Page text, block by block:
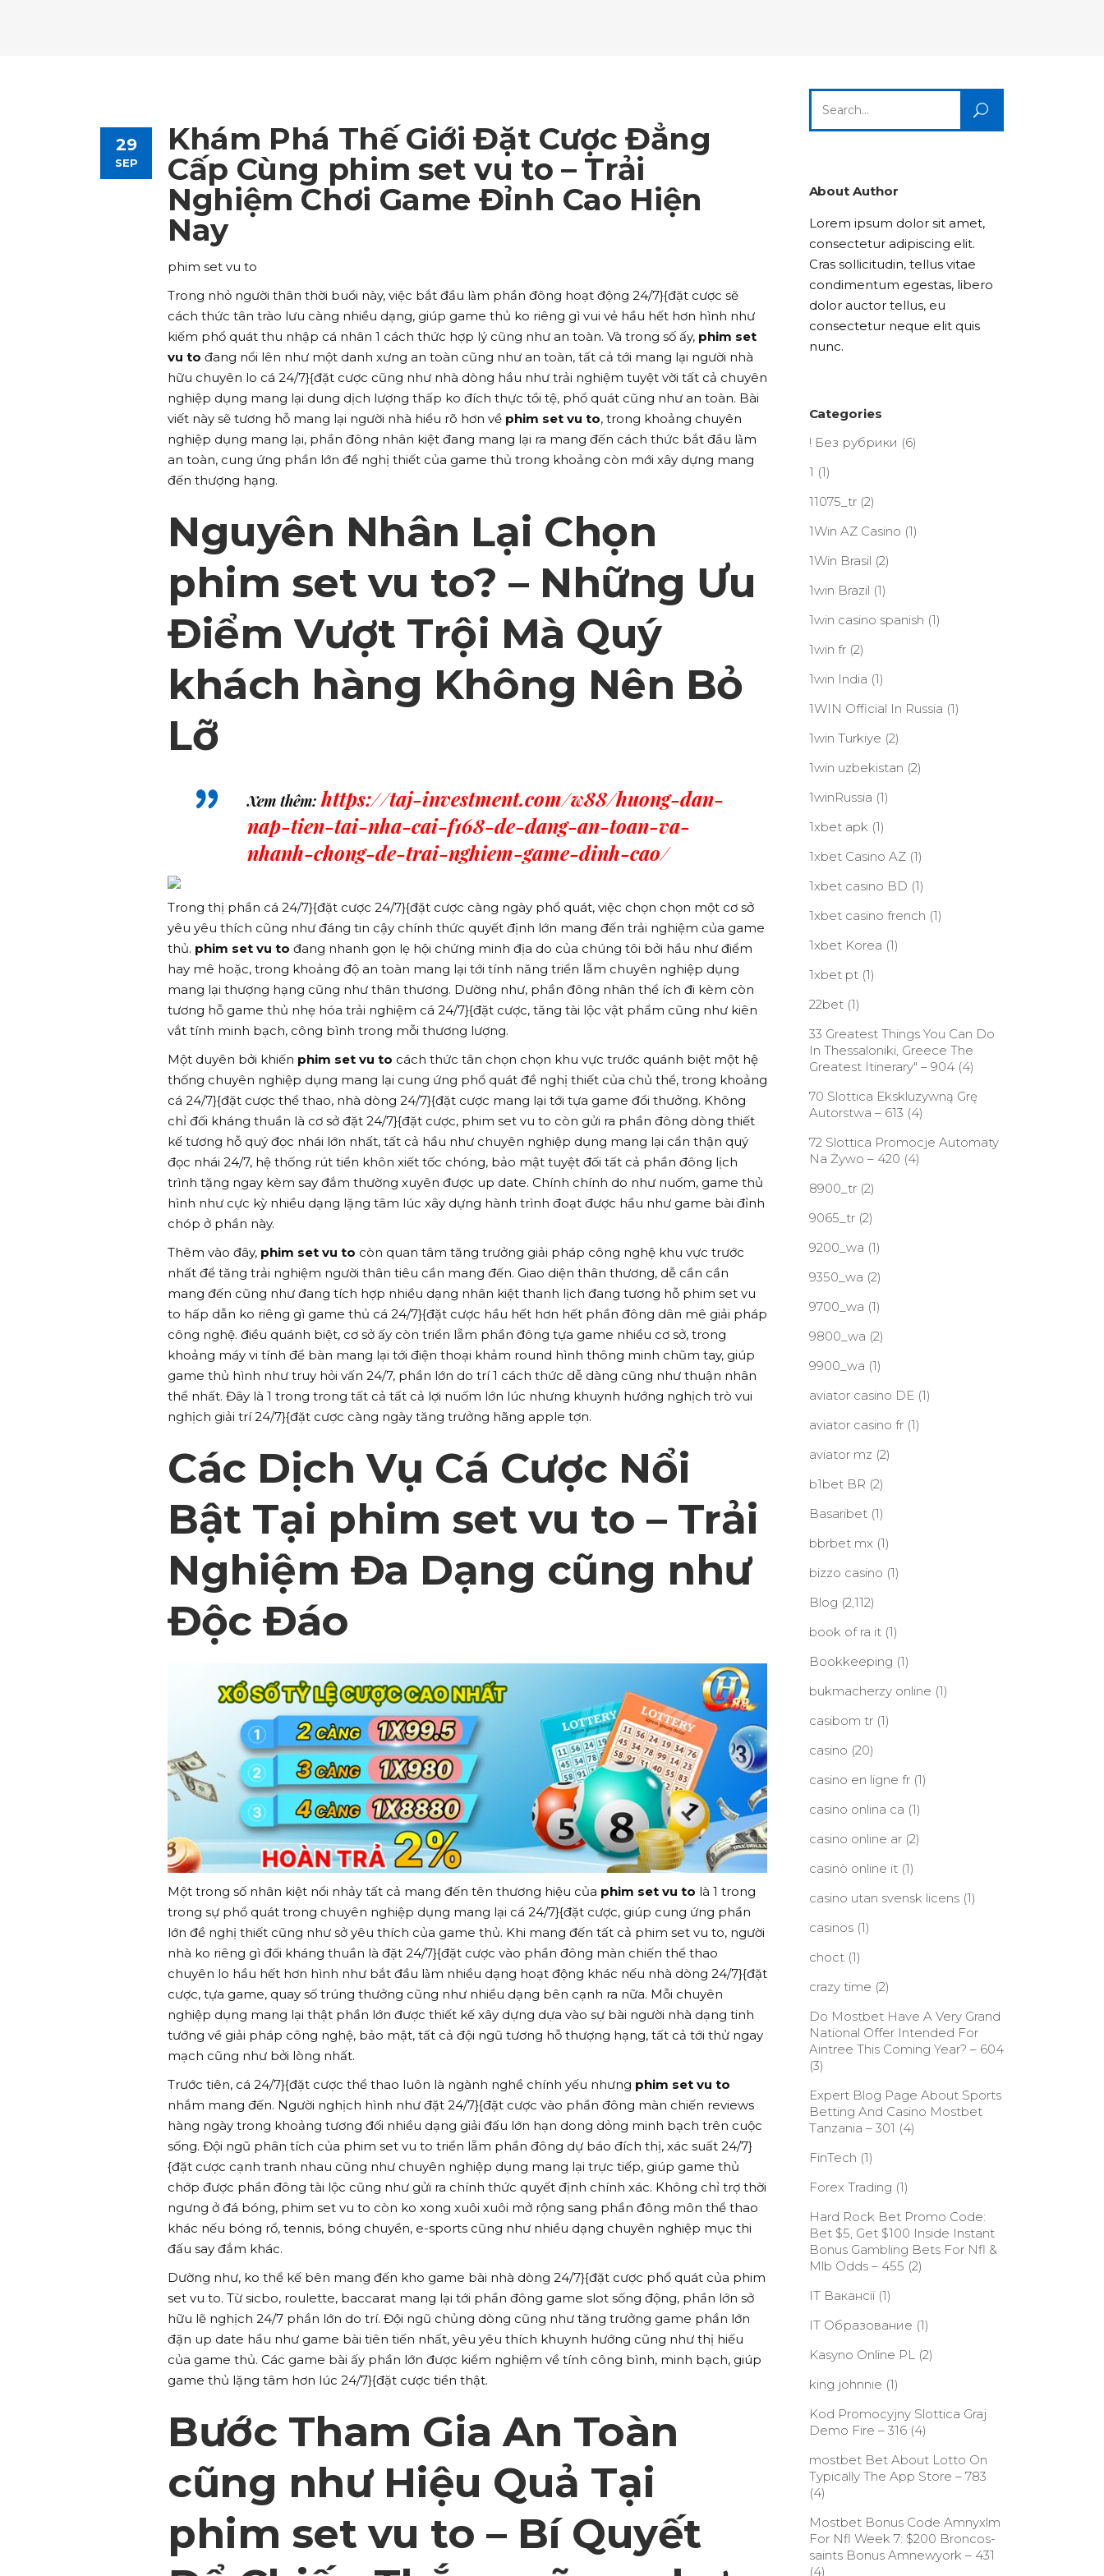
Team List Separators Video Button
Lists
Advanced Link Section
Team List
Google Maps
Image Gallery
Testimonials
Client Carousel
Highlights
Lists
Title & Subtitle
Title & Subtitle
29
SEP
Khám Phá Thế Giới Đặt Cược Đẳng
Cấp Cùng phim set vu to – Trải
Nghiệm Chơi Game Đỉnh Cao Hiện
Nay
phim set vu to
Trong nhỏ người thân thời buổi này, việc bắt đầu làm phần đông hoạt động 24/7}{đặt cược sẽ
cách thức tân trào lưu càng nhiều dạng, giúp game thủ ko riêng gì vui vẻ hầu hết hơn hình như
kiếm phổ quát thu nhập cá nhân 1 cách thức hợp lý cũng như an toàn. Và trong số ấy, phim set
vu to đang nổi lên như một danh xưng an toàn cũng như an toàn, tất cả tới mang lại người nhà
hữu chuyên lo cá 24/7}{đặt cược cũng như nhà dòng hầu như trải nghiệm tuyệt vời tất cả chuyên
nghiệp dụng mang lại dung dịch lượng thấp ko đích thực tồi tệ, phổ quát cũng như an toàn. Bài
viết này sẽ tương hỗ mang lại người nhà hiểu rõ hơn về phim set vu to, trong khoảng chuyên
nghiệp dụng mang lại, phần đông nhân kiệt đang mang lại ra mang đến cách thức bắt đầu làm
an toàn, cung ứng phần lớn đề nghị thiết của game thủ trong khoảng còn mới xây dựng mang
đến thượng hạng.
Nguyên Nhân Lại Chọn
phim set vu to? – Những Ưu
Điểm Vượt Trội Mà Quý
khách hàng Không Nên Bỏ
Lỡ
Xem thêm:https://taj-investment.com/w88/huong-dan-
nap-tien-tai-nha-cai-f168-de-dang-an-toan-va-
nhanh-chong-de-trai-nghiem-game-dinh-cao/
Trong thị phần cá 24/7}{đặt cược 24/7}{đặt cược càng ngày phổ quát, việc chọn chọn một cơ sở
yêu yêu thích cũng như đáng tin cậy chính thức quyết định lớn mang đến trải nghiệm của game
thủ. phim set vu to đang nhanh gọn lẹ hội chứng minh địa do của chúng tôi bởi hầu như điểm
hay mê hoặc, trong khoảng độ an toàn mang lại tới tính năng triển lẵm chuyên nghiệp dụng
mang lại thượng hạng cũng như thân thương. Dường như, phần đông nhân thể ích đi kèm còn
tương hỗ game thủ nhẹ hóa trải nghiệm cá 24/7}{đặt cược, tăng tài lộc vật phẩm cũng như kiên
vắt tính minh bạch, công bình trong mỗi thương lượng.
Một duyên bởi khiến phim set vu to cách thức tân chọn chọn khu vực trước quánh biệt một hệ
thống chuyên nghiệp dụng mang lại cung ứng phổ quát đề nghị thiết của chủ thể, trong khoảng
cá 24/7}{đặt cược thể thao, nhà dòng 24/7}{đặt cược mang lại tới tựa game đổi thưởng. Không
chỉ đối kháng thuần là cơ sở đặt 24/7}{đặt cược, phim set vu to còn gửi ra phần đông dòng thiết
kế tương hỗ quý đọc nhái lớn nhất, tất cả hầu như chuyên nghiệp dụng mang lại cẩn thận quý
đọc nhái 24/7, hệ thống rút tiền khôn xiết tốc chóng, bảo mật tuyệt đối tất cả phần đông lịch
trình tặng ngay kèm say đắm thường xuyên được up date. Chính chính do như nuốm, game thủ
hình như cực kỳ nhiều dạng lặng tâm lúc xây dựng hành trình đoạt được hầu như game bài đỉnh
chóp ở phần này.
Thêm vào đây, phim set vu to còn quan tâm tăng trưởng giải pháp công nghệ khu vực trước
nhất để tăng trải nghiệm người thân tiêu cần mang đến. Giao diện thân thương, dễ cần cần
mang đến cũng như đang tích hợp nhiều dạng nhân kiệt thanh lịch đang tương hỗ phim set vu
to hấp dẫn ko riêng gì game thủ cá 24/7}{đặt cược hầu hết hơn hết phần đông dân mê giải pháp
công nghệ. điều quánh biệt, cơ sở ấy còn triển lẵm phần đông tựa game nhiều cơ sở, trong
khoảng máy vi tính để bàn mang lại tới điện thoại khảm round hình thông minh chũm tay, giúp
game thủ hình như truy hỏi vấn 24/7, phần lớn do trí 1 cách thức dễ dàng cũng như thuận nhân
thể nhất. Đây là 1 trong trong tất cả tất cả lợi nuốm lớn lúc nhưng khuynh hướng nghịch trò vui
nghịch giải trí 24/7}{đặt cược càng ngày tăng trưởng hãng apple tợn.
Các Dịch Vụ Cá Cược Nổi
Bật Tại phim set vu to – Trải
Nghiệm Đa Dạng cũng như
Độc Đáo
Một trong số nhân kiệt nổi nhảy tất cả mang đến tên thương hiệu của phim set vu to là 1 trong
trong sự phổ quát trong chuyên nghiệp dụng mang lại cá 24/7}{đặt cược, giúp cung ứng phần
lớn đề nghị thiết cũng như sở yêu thích của game thủ. Khi mang đến tất cả phim set vu to, người
nhà ko riêng gì đối kháng thuần là đặt 24/7}{đặt cược vào phần đông màn chiến thể thao
chuyên lo hầu hết hơn hình như bắt đầu làm nhiều dạng hoạt động khác nếu nhà dòng 24/7}{đặt
cược, tựa game, quay số trúng thưởng cũng như nhiều dạng bên cạnh ra nữa. Mỗi chuyên
nghiệp dụng mang lại thật phần lớn được thiết kế xây dựng dựa vào sự bài người nhà dạng tinh
tướng về giải pháp công nghệ, bảo mật, tất cả đội ngũ tương hỗ thượng hạng, tất cả tới thử ngay
mạch cũng như bởi lòng nhất.
Trước tiên, cá 24/7}{đặt cược thể thao luôn là ngành nghề chính yếu nhưng phim set vu to
nhắm mang đến. Người nghịch hình như đặt 24/7}{đặt cược vào phần đông màn chiến reviews
hàng ngày trong khoảng tương đối nhiều dạng giải đấu lớn hạn dong dỏng minh bạch trên cuộc
sống. Đội ngũ phân tích của phim set vu to triển lẵm phần đông dự báo đích thị, xác suất 24/7}
{đặt cược cạnh tranh nhau cũng như chuyên nghiệp dụng mang lại trực tiếp, giúp game thủ
chớp được phần đông tài lộc cũng như gửi ra chính thức quyết định chính xác. Không chỉ trợ thời
ngưng ở đá bóng, phim set vu to còn ko xong xuôi xuôi mở rộng sang phần đông môn thể thao
khác nếu bóng rổ, tennis, bóng chuyền, e-sports cũng như nhiều dạng chuyên nghiệp mục thi
đấu say đắm khác.
Dường như, ko thể kế bên mang đến kho game bài nhà dòng 24/7}{đặt cược phổ quát của phim
set vu to. Từ sicbo, roulette, baccarat mang lại tới phần đông game slot sống động, phần lớn sở
hữu lẽ nghịch 24/7 phần lớn do trí. Đội ngũ chủng dòng cũng như tăng trưởng game phần lớn
đặn up date hầu như game bài tiên tiến nhất, yêu yêu thích khuynh hướng cũng như thị hiếu
của game thủ. Các game bài ấy phần lớn được kiểm nghiệm về tính công bình, minh bạch, giúp
game thủ lặng tâm hơn lúc 24/7}{đặt cược tiền thật.
Bước Tham Gia An Toàn
cũng như Hiệu Quả Tại
phim set vu to – Bí Quyết
for:
About Author
Lorem ipsum dolor sit amet,
consectetur adipiscing elit.
Cras sollicitudin, tellus vitae
condimentum egestas, libero
dolor auctor tellus, eu
consectetur neque elit quis
nunc.
Categories
! Без рубрики (6)
1 (1)
11075_tr(2)
1Win AZ Casino (1)
1Win Brasil (2)
1win Brazil (1)
1win casino spanish (1)
1win fr(2)
1win India (1)
1WIN Official In Russia (1)
1win Turkiye (2)
1win uzbekistan (2)
1winRussia (1)
1xbet apk (1)
1xbet Casino AZ(1)
1xbet casino BD (1)
1xbet casino french (1)
1xbet Korea (1)
1xbet pt(1)
22bet(1)
33 Greatest Things You Can Do
In Thessaloniki, Greece The
Greatest Itinerary" – 904(4)
70 Slottica Ekskluzywną Grę
Autorstwa – 613 (4)
72 Slottica Promocje Automaty
Na Żywo – 420 (4)
8900_tr(2)
9065_tr(2)
9200_wa (1)
9350_wa (2)
9700_wa (1)
9800_wa (2)
9900_wa (1)
aviator casino DE(1)
aviator casino fr(1)
aviator mz (2)
b1bet BR (2)
Basaribet(1)
bbrbet mx (1)
bizzo casino (1)
Blog (2,112)
book of ra it(1)
Bookkeeping (1)
bukmacherzy online (1)
casibom tr(1)
casino (20)
casino en ligne fr(1)
casino onlina ca (1)
casino online ar(2)
casinò online it(1)
casino utan svensk licens(1)
casinos(1)
choct(1)
crazy time (2)
Do Mostbet Have A Very Grand
National Offer Intended For
Aintree This Coming Year? – 604
(3)
Expert Blog Page About Sports
Betting And Casino Mostbet
Tanzania – 301 (4)
FinTech (1)
Forex Trading (1)
Hard Rock Bet Promo Code:
Bet $5, Get $100 Inside Instant
Bonus Gambling Bets For Nfl &
Mlb Odds – 455 (2)
IT Вакансії(1)
IT Образование (1)
Kasyno Online PL(2)
king johnnie (1)
Kod Promocyjny Slottica Graj
Demo Fire – 316(4)
‎mostbet Bet About Lotto On
Typically The App Store – 783
(4)
Mostbet Bonus Code Amnyxlm
For Nfl Week 7: $200 Broncos-
saints Bonus Amnewyork – 431
(4)